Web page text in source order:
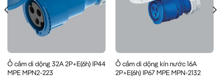
Ổ cắm di dộng 32A 2P+E(6h) IP44
MPE MPN2-223
Ổ cắm di dộng kín nước 16A
2P+E(6h) IP67 MPE MPN-2132